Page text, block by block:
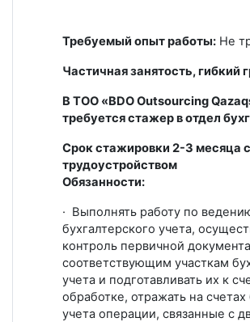
Требуемый опыт работы: Не
Частичная занятость, гибкий
В TOO «BDO Outsourcing
требуется стажер в отдел
Срок стажировки 2-3 месяца
трудоустройством
Обязанности:
· Выполнять работу по
бухгалтерского учета,
контроль первичной
соответствующим участкам
учета и подготавливать их к
обработке, отражать на счетах
учета операции, связанные с